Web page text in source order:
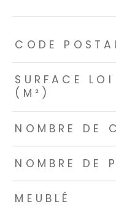
CODE
SURFACE
(M²)
NOMBRE DE
NOMBRE DE
MEUBLÉ